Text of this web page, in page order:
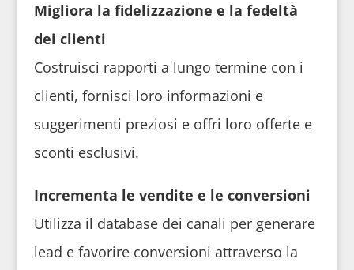
Migliora la fidelizzazione e la fedeltà
dei clienti
Costruisci rapporti a lungo termine con i
clienti, fornisci loro informazioni e
suggerimenti preziosi e offri loro offerte e
sconti esclusivi.
Incrementa le vendite e le conversioni
Utilizza il database dei canali per generare
lead e favorire conversioni attraverso la